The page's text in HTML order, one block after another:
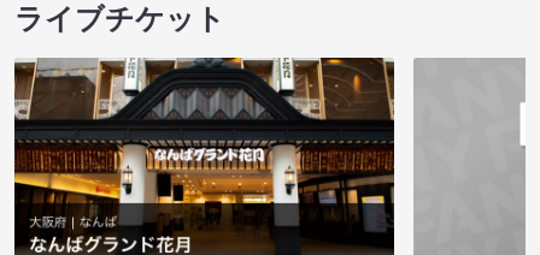
ライブチケット